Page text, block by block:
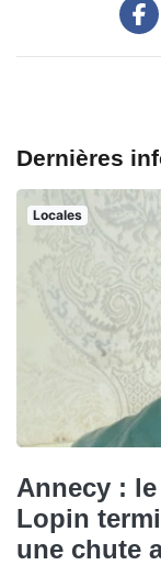
Dernières
Locales
Annecy :
Lopin
une chute